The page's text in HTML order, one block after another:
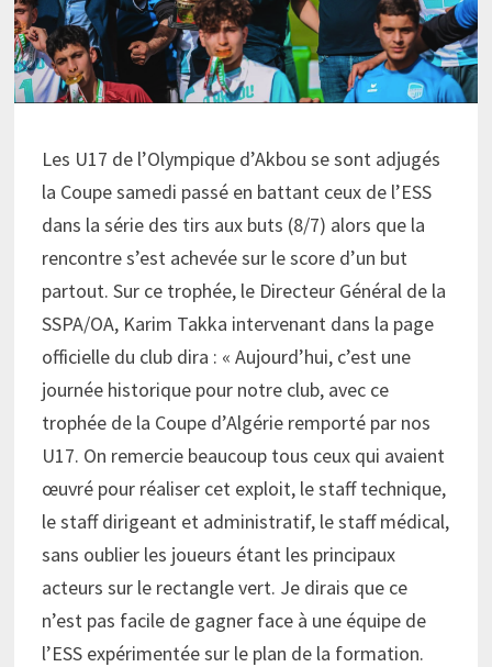
Les U17 de l’Olympique d’Akbou se sont adjugés
la Coupe samedi passé en battant ceux de l’ESS
dans la série des tirs aux buts (8/7) alors que la
rencontre s’est achevée sur le score d’un but
partout. Sur ce trophée, le Directeur Général de la
SSPA/OA, Karim Takka intervenant dans la page
officielle du club dira : « Aujourd’hui, c’est une
journée historique pour notre club, avec ce
trophée de la Coupe d’Algérie remporté par nos
U17. On remercie beaucoup tous ceux qui avaient
œuvré pour réaliser cet exploit, le staff technique,
le staff dirigeant et administratif, le staff médical,
sans oublier les joueurs étant les principaux
acteurs sur le rectangle vert. Je dirais que ce
n’est pas facile de gagner face à une équipe de
l’ESS expérimentée sur le plan de la formation.